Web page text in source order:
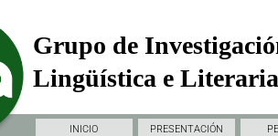
Grupo de
Lingüística e
INICIO PRESENTACIÓN